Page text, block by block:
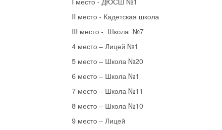
II место - Кадетская школа
III место - Школа №7
4 место – Лицей №1
5 место – Школа №20
6 место – Школа №1
7 место – Школа №11
8 место – Школа №10
9 место – Лицей